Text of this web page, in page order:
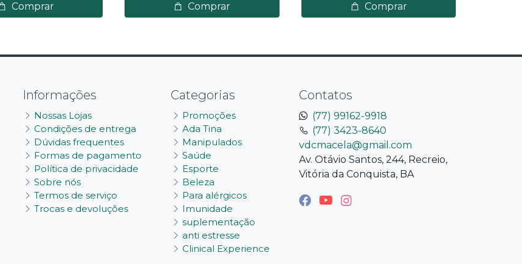
Comprar Comprar Comprar
Contatos
(77) 99162-9918
(77) 3423-8640
vdcmacela@gmail.com
Av. Otávio Santos, 244, Recreio,
Vitória da Conquista, BA
Informações
Nossas Lojas
Condições de entrega
Dúvidas frequentes
Formas de pagamento
Política de privacidade
Sobre nós
Termos de serviço
Trocas e devoluções
Categorias
Promoções
Ada Tina
Manipulados
Saúde
Esporte
Beleza
Para alérgicos
Imunidade
suplementação
anti estresse
Clinical Experience